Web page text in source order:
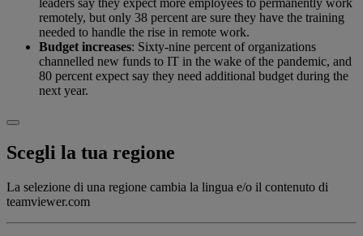
leaders say they expect more employees to permanently work
remotely, but only 38 percent are sure they have the training
needed to handle the rise in remote work.
Budget increases: Sixty-nine percent of organizations
channelled new funds to IT in the wake of the pandemic, and
80 percent expect say they need additional budget during the
next year.
Scegli la tua regione
La selezione di una regione cambia la lingua e/o il contenuto di
teamviewer.com